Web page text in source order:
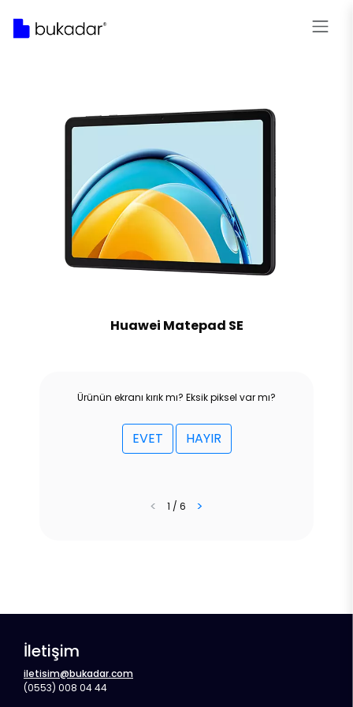
Huawei Matepad SE
Ürünün ekranı kırık mı? Eksik piksel var mı?
EVET HAYIR
< 1 / 6 >
İletişim
iletisim@bukadar.com
(0553) 008 04 44